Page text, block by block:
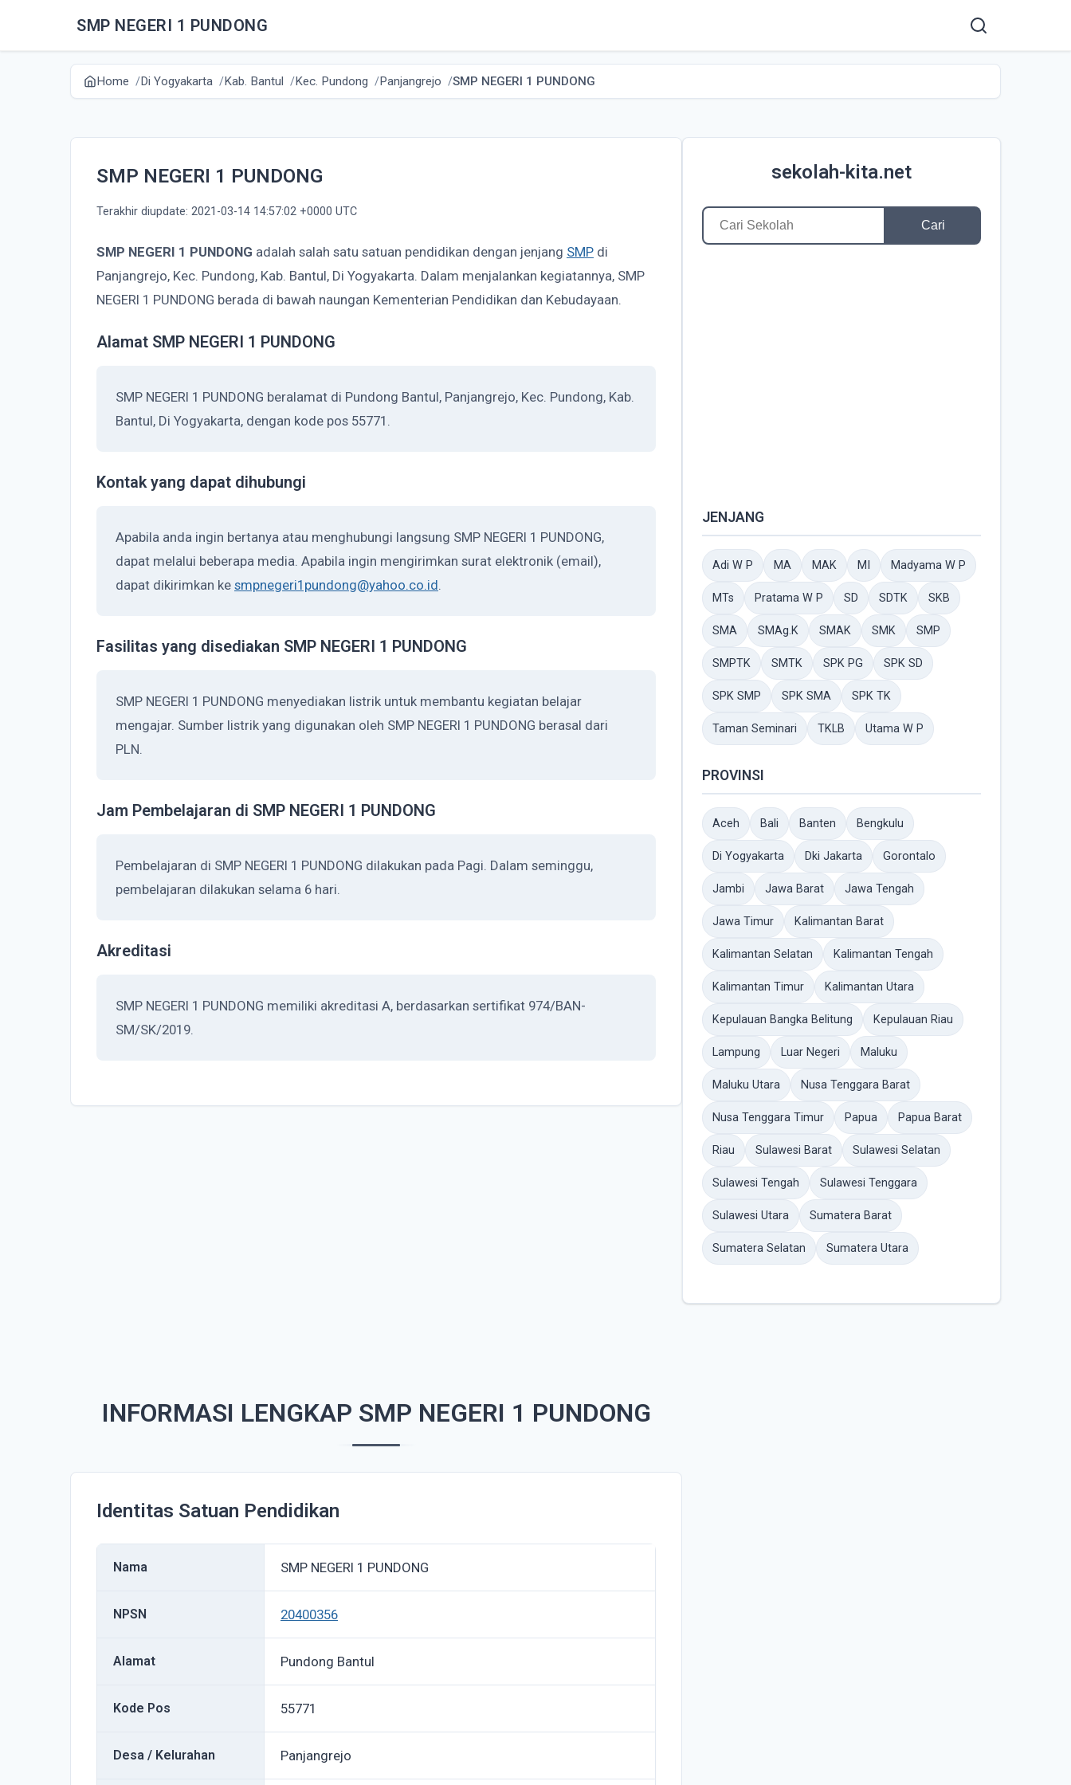
SMP NEGERI 1 PUNDONG
Home Di Yogyakarta Kab. Bantul Kec. Pundong Panjangrejo SMP NEGERI 1 PUNDONG
SMP NEGERI 1 PUNDONG
Terakhir diupdate: 2021-03-14 14:57:02 +0000 UTC
SMP NEGERI 1 PUNDONG adalah salah satu satuan pendidikan dengan jenjang SMP di
Panjangrejo, Kec. Pundong, Kab. Bantul, Di Yogyakarta. Dalam menjalankan kegiatannya, SMP
NEGERI 1 PUNDONG berada di bawah naungan Kementerian Pendidikan dan Kebudayaan.
Alamat SMP NEGERI 1 PUNDONG
SMP NEGERI 1 PUNDONG beralamat di Pundong Bantul, Panjangrejo, Kec. Pundong, Kab.
Bantul, Di Yogyakarta, dengan kode pos 55771.
Kontak yang dapat dihubungi
Apabila anda ingin bertanya atau menghubungi langsung SMP NEGERI 1 PUNDONG,
dapat melalui beberapa media. Apabila ingin mengirimkan surat elektronik (email),
dapat dikirimkan ke smpnegeri1pundong@yahoo.co.id.
Fasilitas yang disediakan SMP NEGERI 1 PUNDONG
SMP NEGERI 1 PUNDONG menyediakan listrik untuk membantu kegiatan belajar
mengajar. Sumber listrik yang digunakan oleh SMP NEGERI 1 PUNDONG berasal dari
PLN.
Jam Pembelajaran di SMP NEGERI 1 PUNDONG
Pembelajaran di SMP NEGERI 1 PUNDONG dilakukan pada Pagi. Dalam seminggu,
pembelajaran dilakukan selama 6 hari.
Akreditasi
SMP NEGERI 1 PUNDONG memiliki akreditasi A, berdasarkan sertifikat 974/BAN-
SM/SK/2019.
INFORMASI LENGKAP SMP NEGERI 1 PUNDONG
Identitas Satuan Pendidikan
Nama SMP NEGERI 1 PUNDONG
NPSN 20400356
Alamat Pundong Bantul
Kode Pos 55771
Desa / Kelurahan Panjangrejo
sekolah-kita.net
Cari
JENJANG
Adi W P MA MAK MI Madyama W P
MTs Pratama W P SD SDTK SKB
SMA SMAg.K SMAK SMK SMP
SMPTK SMTK SPK PG SPK SD
SPK SMP SPK SMA SPK TK
Taman Seminari TKLB Utama W P
PROVINSI
Aceh Bali Banten Bengkulu
Di Yogyakarta Dki Jakarta Gorontalo
Jambi Jawa Barat Jawa Tengah
Jawa Timur Kalimantan Barat
Kalimantan Selatan Kalimantan Tengah
Kalimantan Timur Kalimantan Utara
Kepulauan Bangka Belitung Kepulauan Riau
Lampung Luar Negeri Maluku
Maluku Utara Nusa Tenggara Barat
Nusa Tenggara Timur Papua Papua Barat
Riau Sulawesi Barat Sulawesi Selatan
Sulawesi Tengah Sulawesi Tenggara
Sulawesi Utara Sumatera Barat
Sumatera Selatan Sumatera Utara